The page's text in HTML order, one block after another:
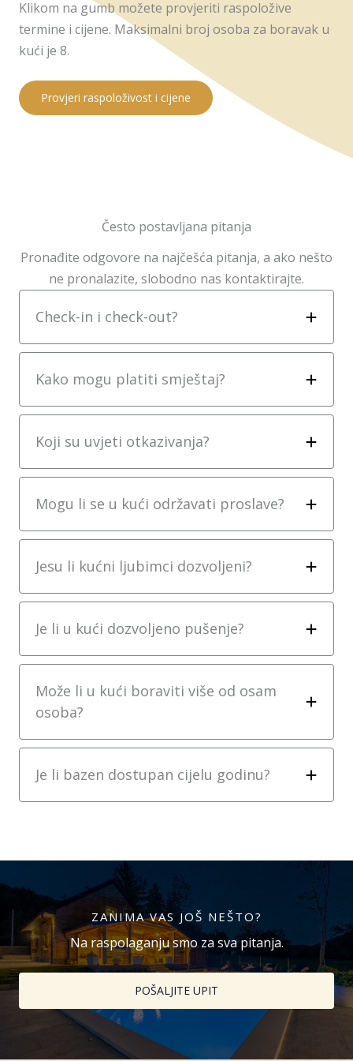
Klikom na gumb možete provjeriti raspoložive
termine i cijene. Maksimalni broj osoba za boravak u
kući je 8.
Provjeri raspoloživost i cijene
Često postavljana pitanja
Pronađite odgovore na najčešća pitanja, a ako nešto
ne pronalazite, slobodno nas kontaktirajte.
Check-in i check-out?
Kako mogu platiti smještaj?
Koji su uvjeti otkazivanja?
Mogu li se u kući održavati proslave?
Jesu li kućni ljubimci dozvoljeni?
Je li u kući dozvoljeno pušenje?
Može li u kući boraviti više od osam
osoba?
Je li bazen dostupan cijelu godinu?
ZANIMA VAS JOŠ NEŠTO?
Na raspolaganju smo za sva pitanja.
POŠALJITE UPIT